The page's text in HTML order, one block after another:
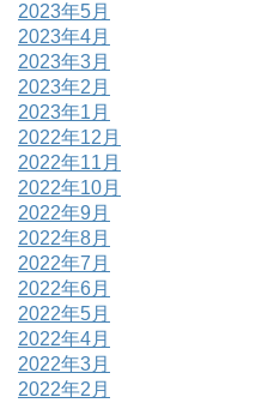
2023年5月
2023年4月
2023年3月
2023年2月
2023年1月
2022年12月
2022年11月
2022年10月
2022年9月
2022年8月
2022年7月
2022年6月
2022年5月
2022年4月
2022年3月
2022年2月